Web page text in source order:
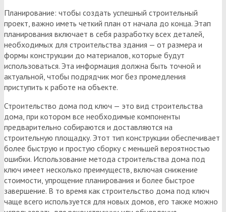
Планирование: чтобы создать успешный строительный
проект, важно иметь четкий план от начала до конца. Этап
планирования включает в себя разработку всех деталей,
необходимых для строительства здания — от размера и
формы конструкции до материалов, которые будут
использоваться. Эта информация должна быть точной и
актуальной, чтобы подрядчик мог без промедления
приступить к работе на объекте.
Строительство дома под ключ — это вид строительства
дома, при котором все необходимые компоненты
предварительно собираются и доставляются на
строительную площадку. Этот тип конструкции обеспечивает
более быструю и простую сборку с меньшей вероятностью
ошибки. Использование метода строительства дома под
ключ имеет несколько преимуществ, включая снижение
стоимости, упрощение планирования и более быстрое
завершение. В то время как строительство дома под ключ
чаще всего используется для новых домов, его также можно